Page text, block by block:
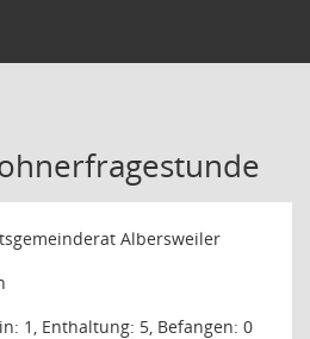
Albersweiler
1, Enthaltung: 5, Befangen: 0